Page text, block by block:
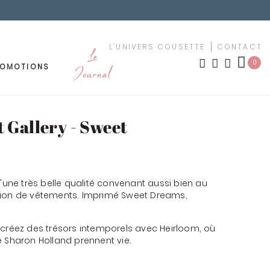
TISSUS PAR COULEUR
KIT YOUSCHOOL
Le
Journal
L'UNIVERS COUSETTE CONTACT
0
- Sweet
très belle qualité convenant aussi bien au
de vêtements. Imprimé Sweet Dreams,
des trésors intemporels avec Heirloom, où
Holland prennent vie.